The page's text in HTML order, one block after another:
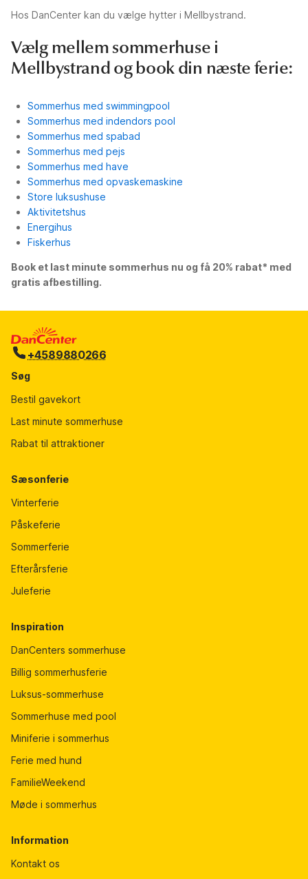
Hos DanCenter kan du vælge hytter i Mellbystrand.
Vælg mellem sommerhuse i
Mellbystrand og book din næste ferie:
Sommerhus med swimmingpool
Sommerhus med indendors pool
Sommerhus med spabad
Sommerhus med pejs
Sommerhus med have
Sommerhus med opvaskemaskine
Store luksushuse
Aktivitetshus
Energihus
Fiskerhus
Book et last minute sommerhus nu og få 20% rabat* med
gratis afbestilling.
+4589880266
Søg
Bestil gavekort
Last minute sommerhuse
Rabat til attraktioner
Sæsonferie
Vinterferie
Påskeferie
Sommerferie
Efterårsferie
Juleferie
Inspiration
DanCenters sommerhuse
Billig sommerhusferie
Luksus-sommerhuse
Sommerhuse med pool
Miniferie i sommerhus
Ferie med hund
FamilieWeekend
Møde i sommerhus
Information
Kontakt os